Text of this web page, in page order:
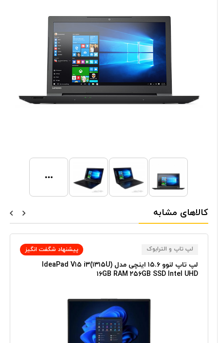
کالاهای مشابه
لپ تاپ و الترابوک پیشنهاد شگفت انگیز
لپ تاپ لنوو ۱۵.۶ اینچی مدل IdeaPad V۱۵ i۳(۱۳۱۵U)
۱۶GB RAM ۲۵۶GB SSD Intel UHD